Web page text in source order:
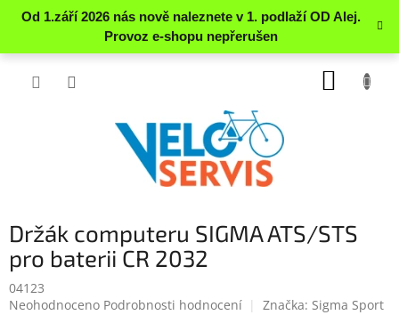
Přejít
Držák computeru SIGMA ATS/STS
pro baterii CR 2032
04123
Průměrné
Neohodnoceno Podrobnosti hodnocení Značka: Sigma Sport